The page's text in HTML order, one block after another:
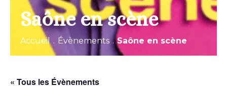
Saône en scène
Accueil . Évènements . Saône en scène
« Tous les Évènements